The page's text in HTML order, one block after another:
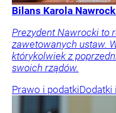
Bilans Karola
Prezydent Nawrocki to
zawetowanych ustaw.
którykolwiek z
swoich rządów.
Prawo i podatkiDodatki